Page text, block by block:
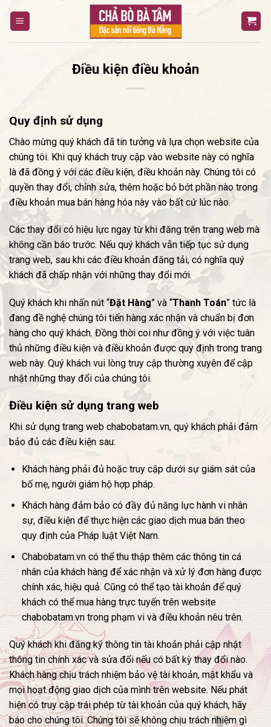
Điều kiện điều khoản
Quy định sử dụng
Chào mừng quý khách đã tin tưởng và lựa chọn website của
chúng tôi. Khi quý khách truy cập vào website này có nghĩa
là đã đồng ý với các điều kiện, điều khoản này. Chúng tôi có
quyền thay đổi, chỉnh sửa, thêm hoặc bỏ bớt phần nào trong
điều khoản mua bán hàng hóa này vào bất cứ lúc nào.
Các thay đổi có hiệu lực ngay từ khi đăng trên trang web mà
không cần báo trước. Nếu quý khách vẫn tiếp tục sử dụng
trang web, sau khi các điều khoản đăng tải, có nghĩa quý
khách đã chấp nhận với những thay đổi mới.
Quý khách khi nhấn nút “Đặt Hàng” và “Thanh Toán” tức là
đang đề nghệ chúng tôi tiến hàng xác nhận và chuẩn bị đơn
hàng cho quý khách. Đồng thời coi như đồng ý với việc tuân
thủ những điều kiện và điều khoản được quy định trong trang
web này. Quý khách vui lòng truy cập thường xuyên để cập
nhật những thay đổi của chúng tôi.
Điều kiện sử dụng trang web
Khi sử dụng trang web chabobatam.vn, quý khách phải đảm
bảo đủ các điều kiện sau:
Khách hàng phải đủ hoặc truy cập dưới sự giám sát của
bố mẹ, người giám hộ hợp pháp.
Khách hàng đảm bảo có đầy đủ năng lực hành vi nhân
sự, điều kiện để thực hiện các giao dịch mua bán theo
quy định của Pháp luật Việt Nam.
Chabobatam.vn có thể thu thập thêm các thông tin cá
nhân của khách hàng để xác nhận và xử lý đơn hàng được
chính xác, hiệu quả. Cũng có thể tạo tài khoản để quý
khách có thể mua hàng trực tuyến trên website
chabobatam.vn trong phạm vi và điều khoản nêu trên.
Quý khách khi đăng ký thông tin tài khoản phải cập nhật
thông tin chính xác và sửa đổi nếu có bất kỳ thay đổi nào.
Khách hàng chịu trách nhiệm bảo vệ tài khoản, mật khẩu và
mọi hoạt động giao dịch của mình trên website. Nếu phát
hiện có truy cập trái phép từ tài khoản của quý khách, hãy
báo cho chúng tôi. Chúng tôi sẽ không chịu trách nhiệm gì